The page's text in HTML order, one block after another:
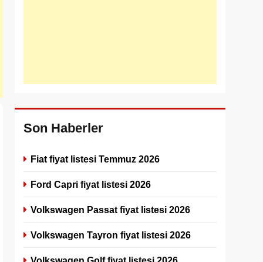
Son Haberler
Fiat fiyat listesi Temmuz 2026
Ford Capri fiyat listesi 2026
Volkswagen Passat fiyat listesi 2026
Volkswagen Tayron fiyat listesi 2026